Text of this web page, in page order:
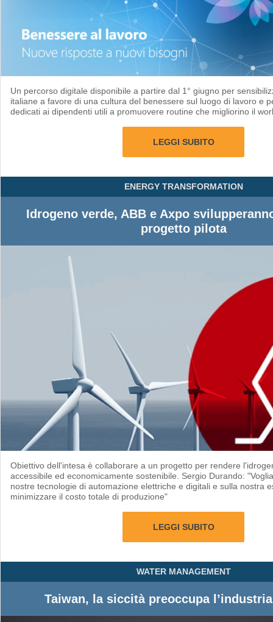
Un percorso digitale disponibile a partire dal 1° giugno per
italiane a favore di una cultura del benessere sul luogo di lavoro e
dedicati ai dipendenti utili a promuovere routine che migliorino il
LEGGI SUBITO
ENERGY TRANSFORMATION
Idrogeno verde, ABB e Axpo
progetto pilota
Obiettivo dell'intesa è collaborare a un progetto per rendere
accessibile ed economicamente sostenibile. Sergio Durando:
nostre tecnologie di automazione elettriche e digitali e sulla nostra
minimizzare il costo totale di produzione"
LEGGI SUBITO
WATER MANAGEMENT
Taiwan, la siccità preoccupa